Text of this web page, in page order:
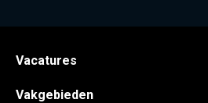
Vacatures
Vakgebieden